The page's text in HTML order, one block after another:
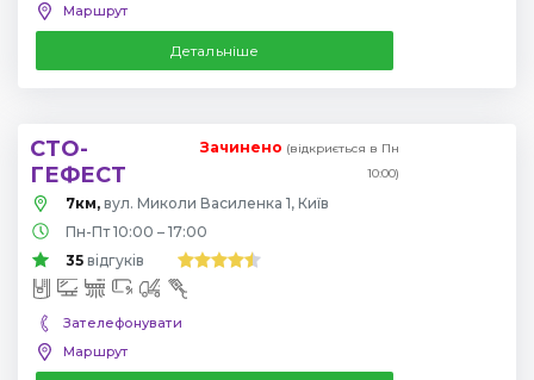
Маршрут
Детальніше
СТО-
ГЕФЕСТ
Зачинено (відкриється в Пн
10:00)
7км, вул. Миколи Василенка 1, Київ
Пн-Пт 10:00 – 17:00
35 відгуків
Зателефонувати
Маршрут